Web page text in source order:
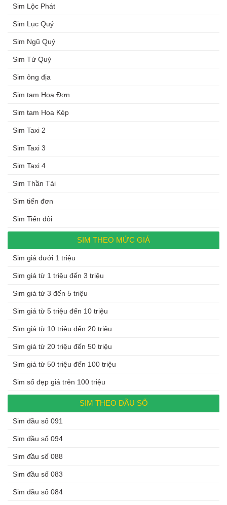
Sim Lộc Phát
Sim Lục Quý
Sim Ngũ Quý
Sim Tứ Quý
Sim ông địa
Sim tam Hoa Đơn
Sim tam Hoa Kép
Sim Taxi 2
Sim Taxi 3
Sim Taxi 4
Sim Thần Tài
Sim tiến đơn
Sim Tiến đôi
SIM THEO MỨC GIÁ
Sim giá dưới 1 triệu
Sim giá từ 1 triệu đến 3 triệu
Sim giá từ 3 đến 5 triệu
Sim giá từ 5 triệu đến 10 triệu
Sim giá từ 10 triệu đến 20 triệu
Sim giá từ 20 triệu đến 50 triệu
Sim giá từ 50 triệu đến 100 triệu
Sim số đẹp giá trên 100 triệu
SIM THEO ĐẦU SỐ
Sim đầu số 091
Sim đầu số 094
Sim đầu số 088
Sim đầu số 083
Sim đầu số 084